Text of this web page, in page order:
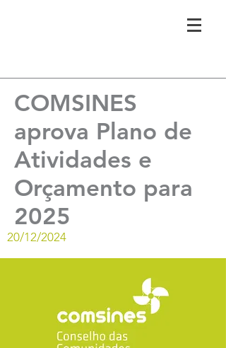
COMSINES
aprova Plano de
Atividades e
Orçamento para
2025
20/12/2024